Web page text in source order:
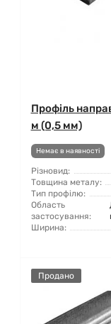
Профіль
м (0,5 мм)
Немає в наявності
Різновид:
Товщина металу:
Тип профілю:
Область
застосування:
Ширина:
Продано